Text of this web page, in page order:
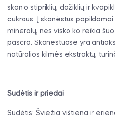
skonio stipriklių, dažiklių ir
cukraus. Į skanėstus
mineralų, nes visko ko reikia
pašaro. Skanėstuose yra
natūralios kilmės ekstraktų,
Sudėtis ir priedai
Sudėtis: Šviežia vištiena ir